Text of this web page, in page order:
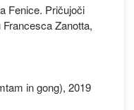
Fenice. Pričujoči
Zanotta,
in gong), 2019